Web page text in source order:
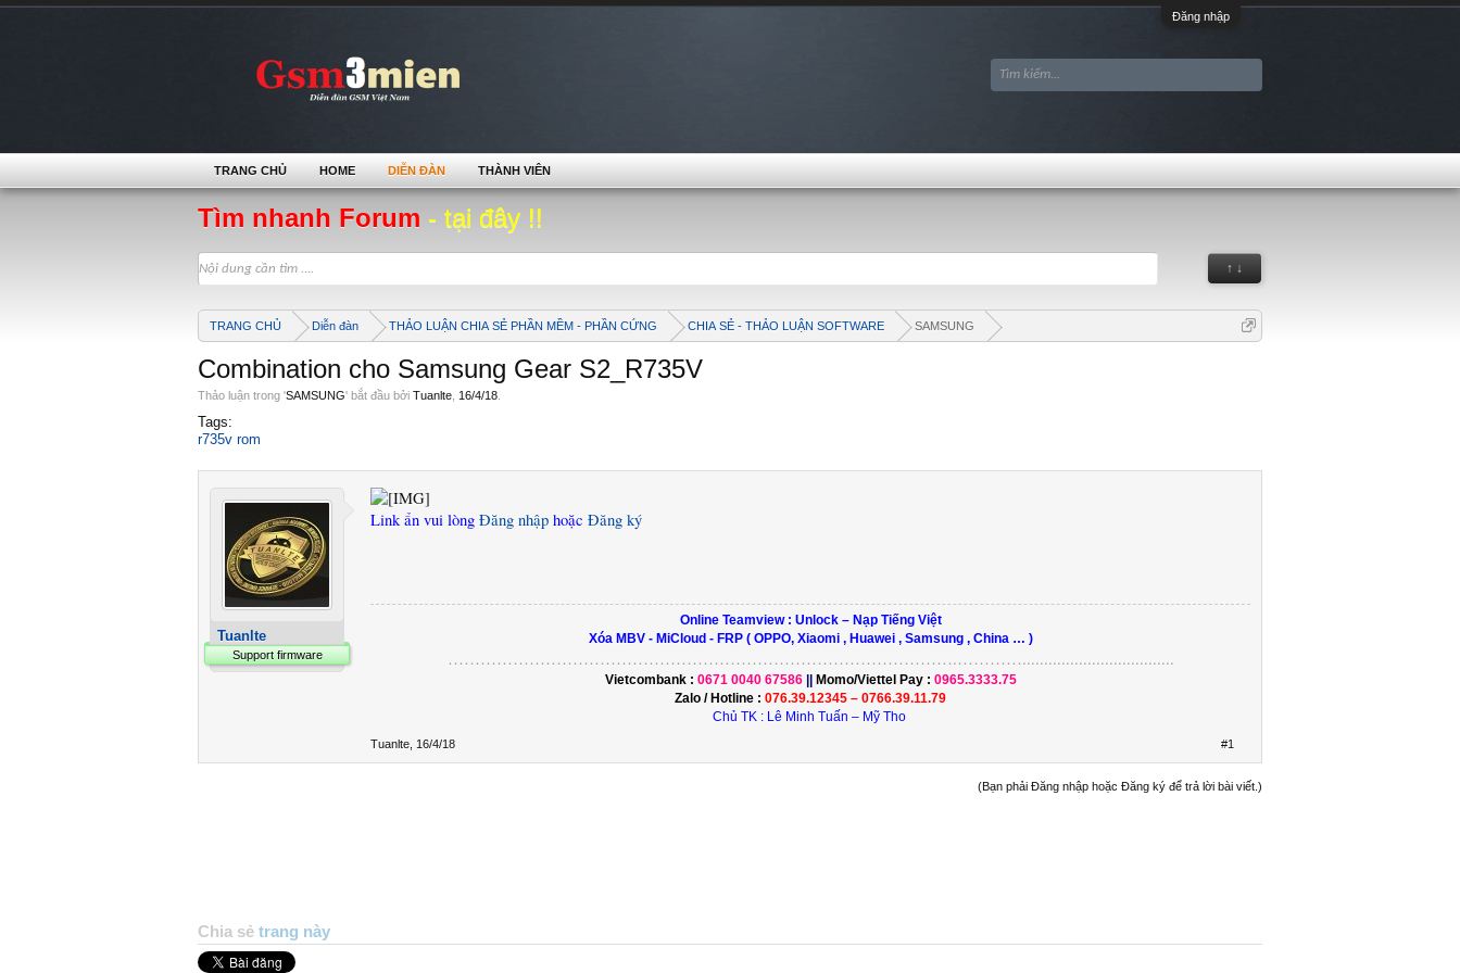
Đăng nhập
Tìm nhanh Forum - tại đây !!
↑ ↓
TRANG CHỦ Diễn đàn THẢO LUẬN CHIA SẺ PHẦN MỀM - PHẦN CỨNG CHIA SẺ - THẢO LUẬN SOFTWARE SAMSUNG
Combination cho Samsung Gear S2_R735V
Thảo luận trong 'SAMSUNG' bắt đầu bởi Tuanlte 16/4/18
Tags:
r735v rom
Tuanlte
Support firmware
Link ẩn vui lòng Đăng nhập hoặc Đăng ký
Online Teamview : Unlock – Nạp Tiếng Việt
Xóa MBV - MiCloud - FRP ( OPPO, Xiaomi , Huawei , Samsung , China … )
………………………………………………………………………………….…………...................................
Vietcombank : 0671 0040 67586 Momo/Viettel Pay : 0965.3333.75
Zalo / Hotline : 076.39.12345 – 0766.39.11.79
Chủ TK : Lê Minh Tuấn – Mỹ Tho
Tuanlte 16/4/18 #1
(Bạn phải Đăng nhập hoặc Đăng ký để trả lời bài viết.)
Chia sẻ trang này
TRANG CHỦ HOME DIỄN ĐÀN THÀNH VIÊN